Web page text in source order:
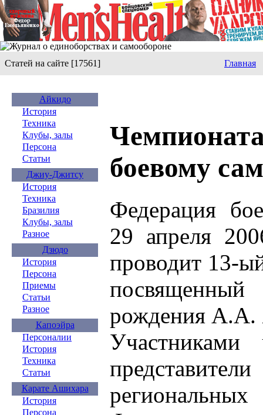
Статей на сайте [17561] Главная
Айкидо
История
Техника
Клубы, залы
Персона
Статьи
Джиу-Джитсу
История
Техника
Бразилия
Клубы, залы
Разное
Дзюдо
История
Персона
Приемы
Статьи
Разное
Капоэйра
Персоналии
История
Техника
Статьи
Карате Ашихара
История
Персона
боевому
Федерация
29 апреля
проводит 13-
рождения А.А.
Участниками